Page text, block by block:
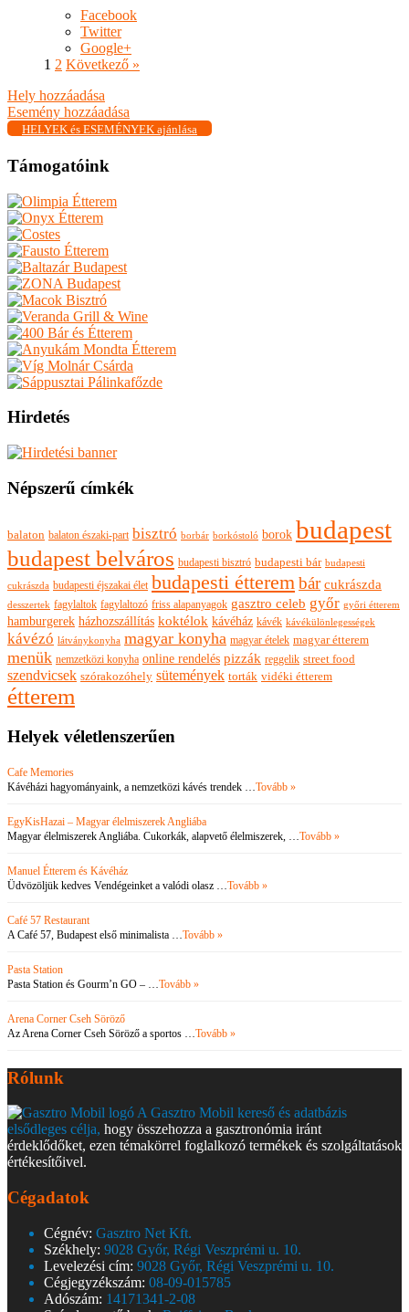
Facebook
Twitter
Google+
1 2 Következő »
Hely hozzáadása
Esemény hozzáadása
HELYEK és ESEMÉNYEK ajánlása
Támogatóink
Hirdetés
Népszerű címkék
balaton balaton északi-part bisztró borbár borkóstoló borok budapest
budapest belváros budapesti bisztró budapesti bár budapesti
cukrászda budapesti éjszakai élet budapesti étterembár cukrászda
desszertek fagylaltok fagylaltozó friss alapanyagok gasztro celeb győr győri étterem
hamburgerek házhozszállítás koktélok kávéház kávék kávékülönlegességek
kávézó látványkonyha magyar konyha magyar ételek magyar étterem
menük nemzetközi konyha online rendelés pizzák reggelik street food
szendvicsek szórakozóhely sütemények torták vidéki étterem
étterem
Helyek véletlenszerűen
Cafe Memories
Kávéházi hagyományaink, a nemzetközi kávés trendek …Tovább »
EgyKisHazai – Magyar élelmiszerek Angliába
Magyar élelmiszerek Angliába. Cukorkák, alapvető élelmiszerek, …Tovább »
Manuel Étterem és Kávéház
Üdvözöljük kedves Vendégeinket a valódi olasz …Tovább »
Café 57 Restaurant
A Café 57, Budapest első minimalista …Tovább »
Pasta Station
Pasta Station és Gourm’n GO – …Tovább »
Arena Corner Cseh Söröző
Az Arena Corner Cseh Söröző a sportos …Tovább »
Rólunk
A Gasztro Mobil kereső és adatbázis
elsődleges célja, hogy összehozza a gasztronómia iránt
érdeklődőket, ezen témakörrel foglalkozó termékek és szolgáltatások
értékesítőivel.
Cégadatok
Cégnév: Gasztro Net Kft.
Székhely: 9028 Győr, Régi Veszprémi u. 10.
Levelezési cím: 9028 Győr, Régi Veszprémi u. 10.
Cégjegyzékszám: 08-09-015785
Adószám: 14171341-2-08